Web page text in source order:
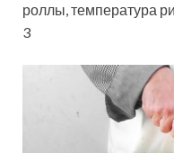
роллы, температура
3